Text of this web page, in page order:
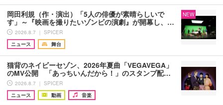
岡田利規（作・演出）「5人の俳優が素晴らしいで
す」～『映画を撮りたいゾンビの演劇』が開幕し、…
2026.8.7 ｜ SPICER
ニュース
舞台
NEW
猫背のネイビーセゾン、2026年夏曲「VEGAVEGA」
のMV公開 「あっちいんだから！」のスタンプ配…
2026.8.7 ｜ SPICER
ニュース
動画 音楽